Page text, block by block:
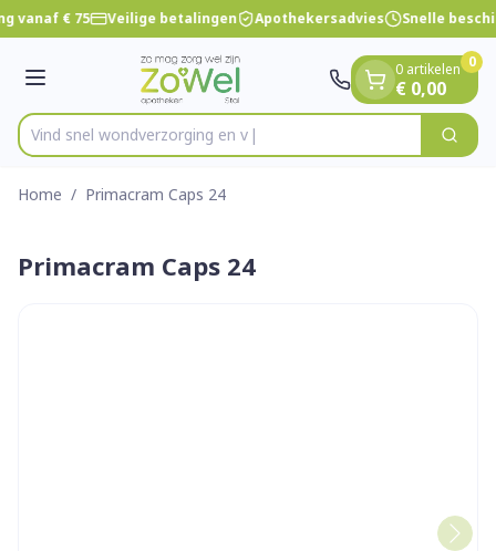
Ga naar de inhoud
1 van 1
vanaf € 75 Veilige betalingen Apothekersadvies Snelle
Menu
Product, merk, categorie...
Vind snel wondverzorg Zoek
0 artikelen
€ 0,00
0
Home / Primacram Caps 24
Primacram Caps 24